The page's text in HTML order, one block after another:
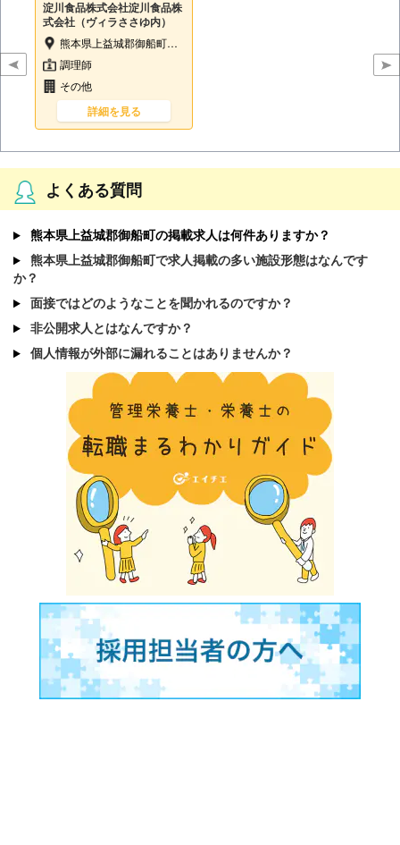
淀川食品株式会社淀川食品株
式会社（ヴィラささゆ内）
熊本県上益城郡御船町小坂2140-1
調理師
その他
詳細を見る
よくある質問
熊本県上益城郡御船町の掲載求人は何件ありますか？
熊本県上益城郡御船町で求人掲載の多い施設形態はなんです
か？
面接ではどのようなことを聞かれるのですか？
非公開求人とはなんですか？
個人情報が外部に漏れることはありませんか？